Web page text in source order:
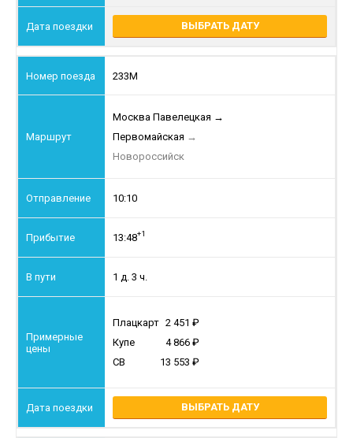
ВЫБРАТЬ ДАТУ
233М
Москва Павелецкая →
Первомайская →
Новороссийск
10:10
13:48+1
1 д. 3 ч.
Плацкарт 2 451
Купе
4 866
СВ
13 553
ВЫБРАТЬ ДАТУ